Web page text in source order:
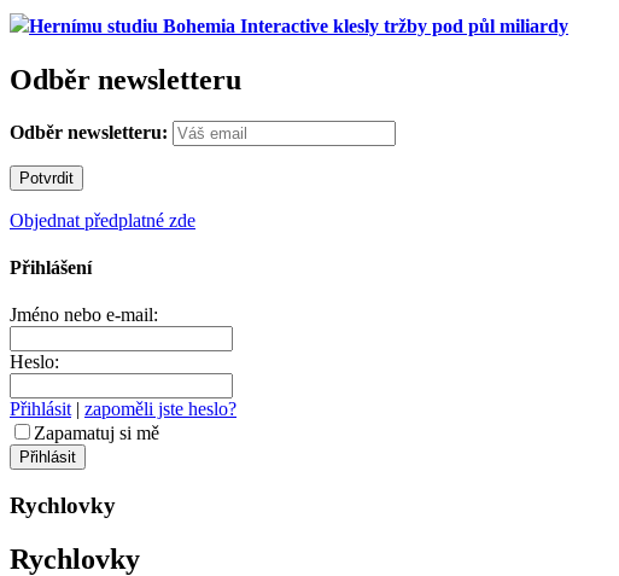
Hernímu studiu Bohemia Interactive klesly tržby pod půl miliardy
Odběr newsletteru
Odběr newsletteru:
Objednat předplatné zde
Přihlášení
Jméno nebo e-mail:
Heslo:
Přihlásit | zapoměli jste heslo?
Zapamatuj si mě
Rychlovky
Rychlovky